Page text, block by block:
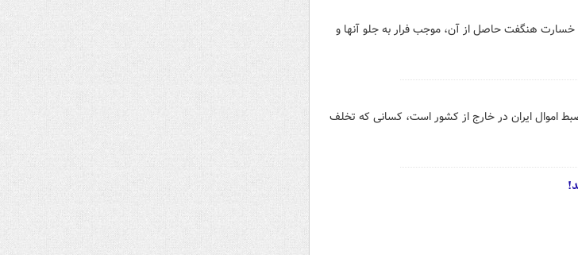
هنگفت حاصل از آن، موجب فرار به جلو آنها و
اموال ایران در خارج از کشور است، کسانی که تخلف